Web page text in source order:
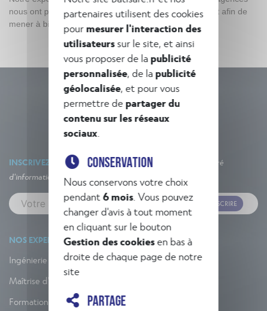
nous ont permis d’intervenir rapidement et efficacement afin de
mener à bien cette mission
INSCRIVEZ-VOUS À NOTRE NEWSLETTER
Un concentré
d'informations et d'actualités !
M'INSCRIRE
NOS EXPERTISES
Ingénierie
Maîtrise d'œuvre
Formation
partenaires utilisent des cookies
pourmesurer l'interaction des
utilisateurssur le site, et ainsi
vous proposer de lapublicité
personnalisée, de lapublicité
géolocalisée, et pour vous
permettre de partager du
contenu sur les réseaux
sociaux
CONSERVATION
Nous conservons votre choix
pendant6 mois. Vous pouvez
changer d'avis à tout moment
en cliquant sur le bouton
Gestion des cookiesen bas à
droite de chaque page de notre
site
PARTAGE